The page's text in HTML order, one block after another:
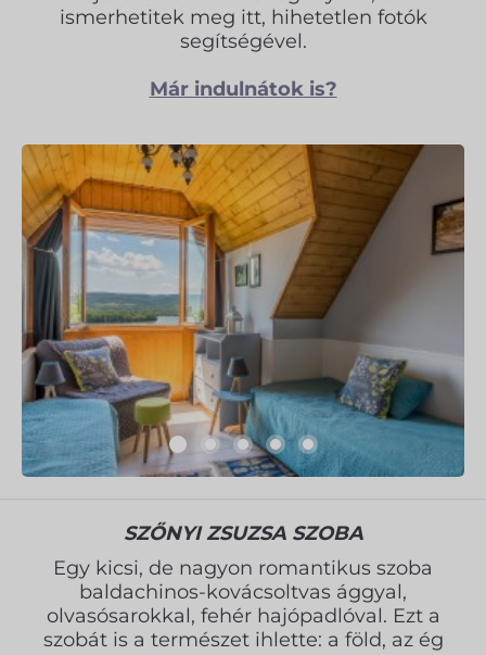
ismerhetitek meg itt, hihetetlen fotók
segítségével.
Már indulnátok is?
SZŐNYI ZSUZSA SZOBA
Egy kicsi, de nagyon romantikus szoba
baldachinos-kovácsoltvas ággyal,
olvasósarokkal, fehér hajópadlóval. Ezt a
szobát is a természet ihlette: a föld, az ég